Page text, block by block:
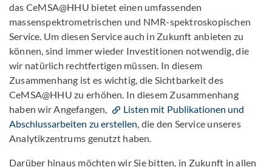
das CeMSA@HHU bietet einen umfassenden
massenspektrometrischen und NMR-spektroskopischen
Service. Um diesen Service auch in Zukunft anbieten zu
können, sind immer wieder Investitionen notwendig, die
wir natürlich rechtfertigen müssen. In diesem
Zusammenhang ist es wichtig, die Sichtbarkeit des
CeMSA@HHU zu erhöhen. In diesem Zusammenhang
haben wir Angefangen,
Listen mit Publikationen und
Abschlussarbeiten zu erstellen , die den Service unseres
Analytikzentrums genutzt haben.
Darüber hinaus möchten wir Sie bitten, in Zukunft in allen